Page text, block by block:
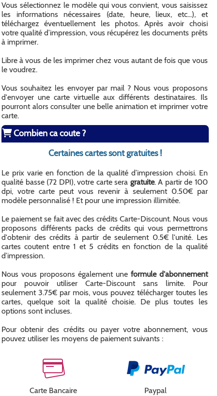
Vous sélectionnez le modèle qui vous convient, vous saisissez
les informations nécessaires (date, heure, lieux, etc...), et
téléchargez éventuellement les photos. Après avoir choisi
votre qualité d’impression, vous récupérez les documents prêts
à imprimer.
Libre à vous de les imprimer chez vous autant de fois que vous
le voudrez.
Vous souhaitez les envoyer par mail ? Nous vous proposons
d'envoyer une carte virtuelle aux différents destinataires. Ils
pourront alors consulter une belle animation et imprimer votre
carte.
Combien ca coute ?
Certaines cartes sont gratuites !
Le prix varie en fonction de la qualité d’impression choisi. En
qualité basse (72 DPI), votre carte sera gratuite. A partir de 100
dpi, votre carte peut vous revenir à seulement 0.50€ par
modèle personnalisé ! Et pour une impression illimitée.
Le paiement se fait avec des crédits Carte-Discount. Nous vous
proposons différents packs de crédits qui vous permettrons
d'obtenir des crédits à partir de seulement 0.5€ l'unité. Les
cartes coutent entre 1 et 5 crédits en fonction de la qualité
d’impression.
Nous vous proposons également uneformule d'abonnement
pour pouvoir utiliser Carte-Discount sans limite. Pour
seulement 3.75€ par mois, vous pouvez télécharger toutes les
cartes, quelque soit la qualité choisie. De plus toutes les
options sont incluses.
Pour obtenir des crédits ou payer votre abonnement, vous
pouvez utiliser les moyens de paiement suivants :
Carte Bancaire Paypal